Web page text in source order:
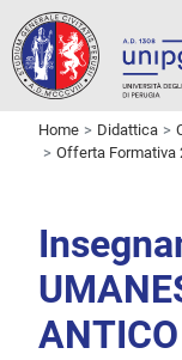
Home Didattica
Offerta Formativa
ANTICO